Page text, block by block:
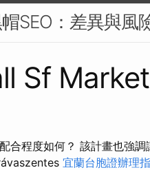
SEO：差異與風
Sf
合程度如何？ 該計畫也強
宜蘭台胞證辦理